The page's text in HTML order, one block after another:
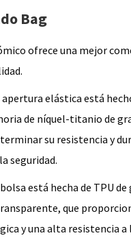
Bag
ofrece una mejor
elástica está
de níquel-titanio de
su resistencia y
seguridad.
está hecha de TPU de
que
y una alta resistencia a